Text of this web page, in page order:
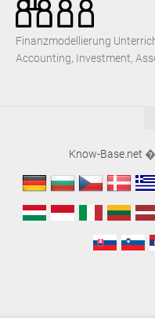
Finanzmodellierung
Accounting, Investment,
Know-Base.net �